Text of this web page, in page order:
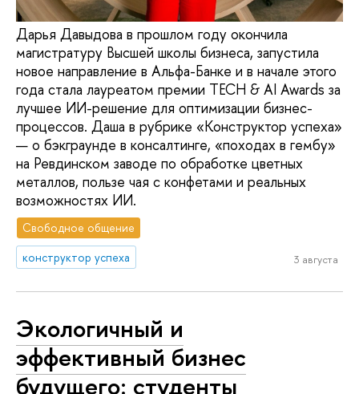
Дарья Давыдова в прошлом году окончила
магистратуру Высшей школы бизнеса, запустила
новое направление в Альфа-Банке и в начале этого
года стала лауреатом премии TECH & AI Awards за
лучшее ИИ-решение для оптимизации бизнес-
процессов. Даша в рубрике «Конструктор успеха»
— о бэкграунде в консалтинге, «походах в гембу»
на Ревдинском заводе по обработке цветных
металлов, пользе чая с конфетами и реальных
возможностях ИИ.
Свободное общение
конструктор успеха
3 августа
Экологичный и
эффективный бизнес
будущего: студенты